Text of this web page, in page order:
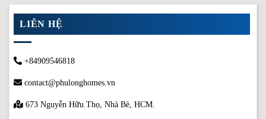
LIÊN HỆ
+84909546818
contact@phulonghomes.vn
673 Nguyễn Hữu Thọ, Nhà Bè, HCM.